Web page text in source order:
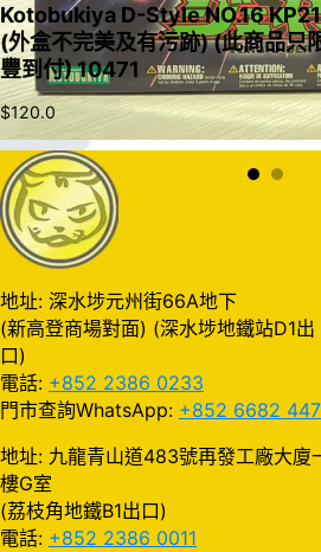
入購物車
Kotobukiya D-Style NO.16
(外盒不完美及有污跡) (此商品只
豐到付) 10471
$120.0
地址: 深水埗元州街66A地下
(新高登商場對面) (深水埗地鐵站D1出
口)
電話: +852 2386 0233
門市查詢WhatsApp: +852 6682
地址: 九龍青山道483號再發工廠大廈
樓G室
(荔枝角地鐵B1出口)
電話: +852 2386 0011